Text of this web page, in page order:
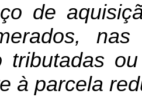
de
tributadas
à parcela